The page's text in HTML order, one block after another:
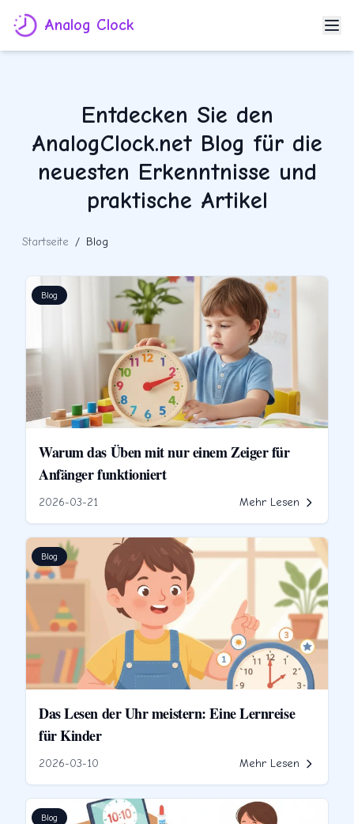
Analog Clock
Entdecken Sie den
AnalogClock.net Blog für die
neuesten Erkenntnisse und
praktische Artikel
Startseite / Blog
Blog
Warum das Üben mit nur einem Zeiger für
Anfänger funktioniert
2026-03-21 Mehr Lesen
Blog
Das Lesen der Uhr meistern: Eine Lernreise
für Kinder
2026-03-10 Mehr Lesen
Blog